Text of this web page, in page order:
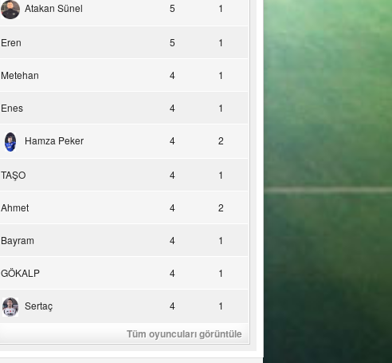
Atakan Sünel 5 1
Eren 5 1
Metehan 4 1
Enes 4 1
Hamza Peker 4 2
TAŞO 4 1
Ahmet 4 2
Bayram 4 1
GÖKALP 4 1
Sertaç 4 1
Tüm oyuncuları görüntüle